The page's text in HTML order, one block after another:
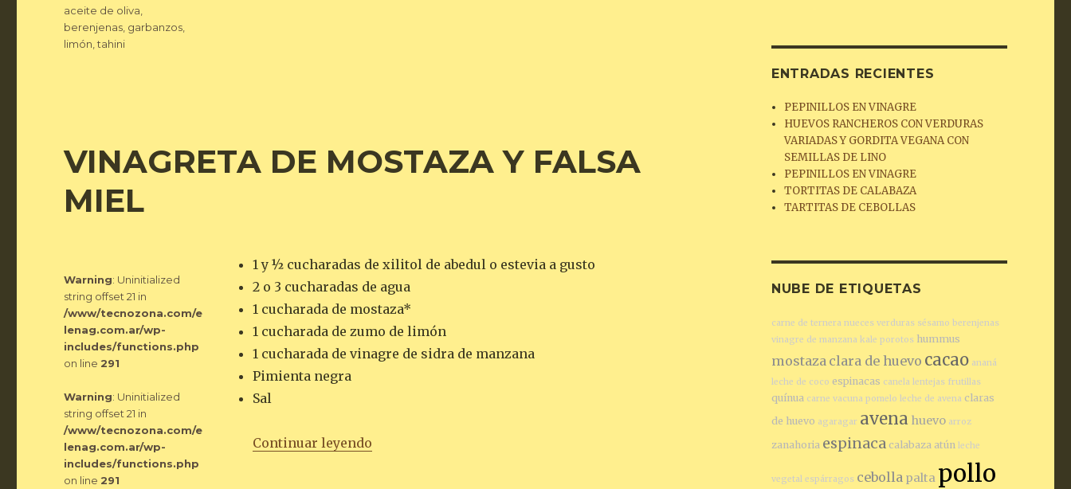
Etiquetas
aceite de oliva
berenjenas garbanzos
limón ,tahini
VINAGRETA DE MOSTAZA Y FALSA
MIEL
1 y ½ cucharadas de xilitol de abedul o estevia a gusto
2 o 3 cucharadas de agua
1 cucharada de mostaza*
1 cucharada de zumo de limón
1 cucharada de vinagre de sidra de manzana
Pimienta negra
Sal
Continuar leyendo«VINAGRETA DE MOSTAZA Y FALSA MIEL»
Warning: Uninitialized
string offset 21 in
/www/tecnozona.com/e
lenag.com.ar/wp-
includes/functions.php
on line 291
Warning: Uninitialized
string offset 21 in
/www/tecnozona.com/e
lenag.com.ar/wp-
includes/functions.php
on line 291
ENTRADAS RECIENTES
PEPINILLOS EN VINAGRE
HUEVOS RANCHEROS CON VERDURAS
VARIADAS Y GORDITA VEGANA CON
SEMILLAS DE LINO
PEPINILLOS EN VINAGRE
TORTITAS DE CALABAZA
TARTITAS DE CEBOLLAS
NUBE DE ETIQUETAS
carne de ternera nueces verduras sésamo berenjenas
vinagre de manzana kale porotos hummus
mostaza clara de huevo cacao ananá
leche de coco espinacas canela lentejas frutillas
quínua carne vacuna pomelo leche de avena claras
de huevo agaragar avena huevo arroz
zanahoria espinaca calabaza atún leche
vegetal espárragos cebolla palta pollo